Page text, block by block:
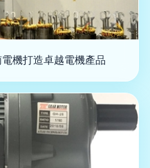
機打造卓越電機產品